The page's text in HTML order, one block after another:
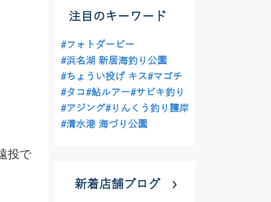
投で
注目のキーワード
#フォトダービー
#浜名湖 新居海釣り公園
#ちょうい投げ キス#マゴチ
#タコ#鮎ルアー#サビキ釣り
#アジング#りんくう釣り護岸
#清水港 海づり公園
新着店舗ブログ